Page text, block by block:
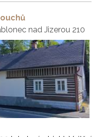
nad Jizerou 210